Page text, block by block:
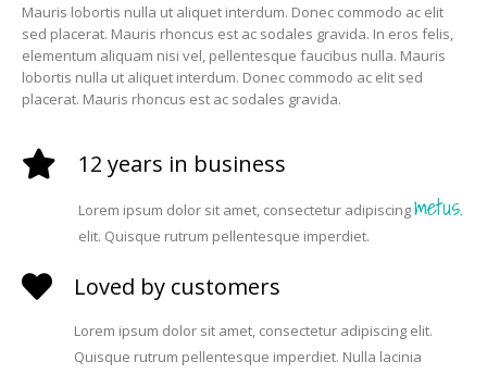
Mauris lobortis nulla ut aliquet interdum. Donec commodo ac elit
sed placerat. Mauris rhoncus est ac sodales gravida. In eros felis,
elementum aliquam nisi vel, pellentesque faucibus nulla. Mauris
lobortis nulla ut aliquet interdum. Donec commodo ac elit sed
placerat. Mauris rhoncus est ac sodales gravida.
12 years in business
Lorem ipsum dolor sit amet, consectetur adipiscingmetus.
elit. Quisque rutrum pellentesque imperdiet.
Loved by customers
Lorem ipsum dolor sit amet, consectetur adipiscing elit.
Quisque rutrum pellentesque imperdiet. Nulla lacinia